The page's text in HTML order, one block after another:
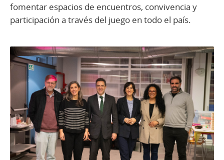
fomentar espacios de encuentros, convivencia y
participación a través del juego en todo el país.